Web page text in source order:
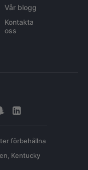
Vår blogg
Kontakta
oss
förbehållna